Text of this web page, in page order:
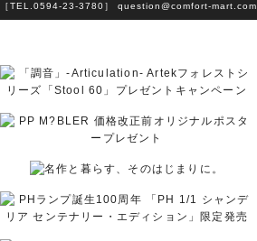
［TEL. 0594-23-3780］ question@comfort-mart.com